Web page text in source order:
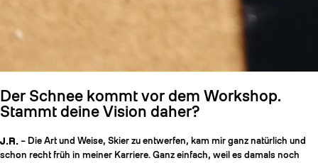
Der Schnee kommt vor dem Workshop.
Stammt deine Vision daher?
J.R. – Die Art und Weise, Skier zu entwerfen, kam mir ganz natürlich und
schon recht früh in meiner Karriere. Ganz einfach, weil es damals noch